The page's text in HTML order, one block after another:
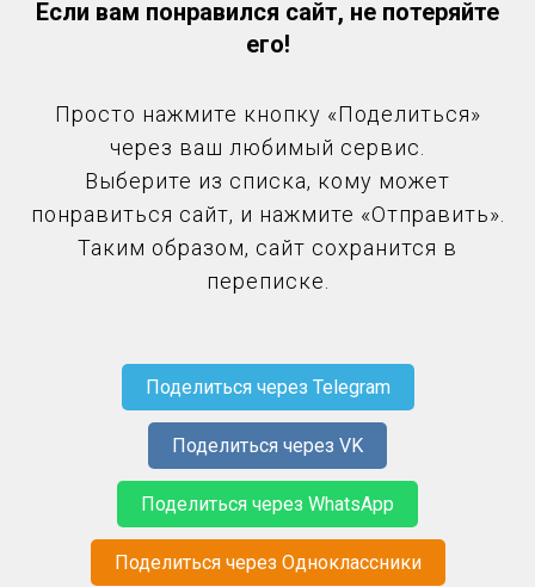
Если вам понравился сайт, не потеряйте
его!
Просто нажмите кнопку «Поделиться»
через ваш любимый сервис.
Выберите из списка, кому может
понравиться сайт, и нажмите «Отправить»
Таким образом, сайт сохранится в
переписке.
Поделиться через Telegram
Поделиться через VK
Поделиться через WhatsApp
Поделиться через Одноклассники